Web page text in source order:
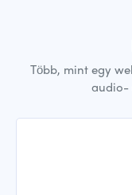
Több, mint egy
audio-